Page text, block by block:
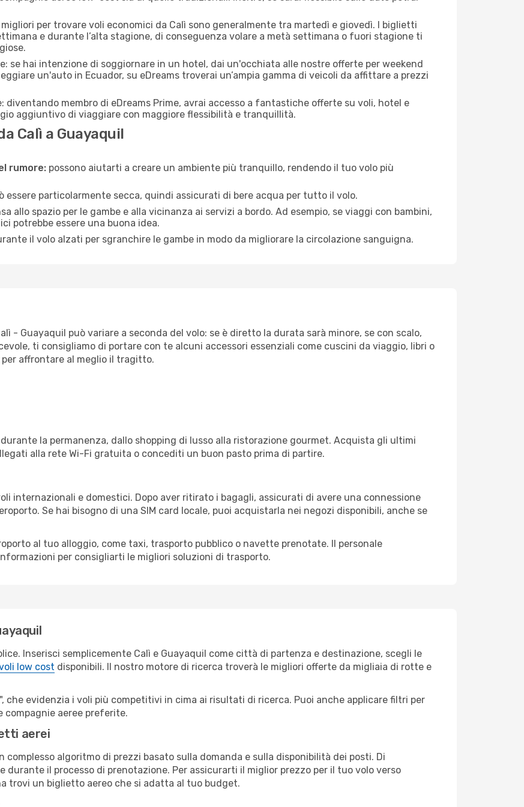
per trovare voli economici da Calì sono generalmente tra martedì e giovedì. I biglietti
e durante l’alta stagione, di conseguenza volare a metà settimana o fuori stagione ti
se hai intenzione di soggiornare in un hotel, dai un'occhiata alle nostre offerte per weekend
un'auto in Ecuador, su eDreams troverai un’ampia gamma di veicoli da affittare a prezzi
diventando membro di eDreams Prime, avrai accesso a fantastiche offerte su voli, hotel e
aggiuntivo di viaggiare con maggiore flessibilità e tranquillità.
Calì a Guayaquil
rumore: possono aiutarti a creare un ambiente più tranquillo, rendendo il tuo volo più
essere particolarmente secca, quindi assicurati di bere acqua per tutto il volo.
allo spazio per le gambe e alla vicinanza ai servizi a bordo. Ad esempio, se viaggi con bambini,
potrebbe essere una buona idea.
il volo alzati per sgranchire le gambe in modo da migliorare la circolazione sanguigna.
- Guayaquil può variare a seconda del volo: se è diretto la durata sarà minore, se con scalo,
ti consigliamo di portare con te alcuni accessori essenziali come cuscini da viaggio, libri o
affrontare al meglio il tragitto.
la permanenza, dallo shopping di lusso alla ristorazione gourmet. Acquista gli ultimi
alla rete Wi-Fi gratuita o concediti un buon pasto prima di partire.
internazionali e domestici. Dopo aver ritirato i bagagli, assicurati di avere una connessione
Se hai bisogno di una SIM card locale, puoi acquistarla nei negozi disponibili, anche se
al tuo alloggio, come taxi, trasporto pubblico o navette prenotate. Il personale
per consigliarti le migliori soluzioni di trasporto.
Inserisci semplicemente Calì e Guayaquil come città di partenza e destinazione, scegli le
low cost disponibili. Il nostro motore di ricerca troverà le migliori offerte da migliaia di rotte e
che evidenzia i voli più competitivi in cima ai risultati di ricerca. Puoi anche applicare filtri per
compagnie aeree preferite.
aerei
algoritmo di prezzi basato sulla domanda e sulla disponibilità dei posti. Di
durante il processo di prenotazione. Per assicurarti il miglior prezzo per il tuo volo verso
trovi un biglietto aereo che si adatta al tuo budget.